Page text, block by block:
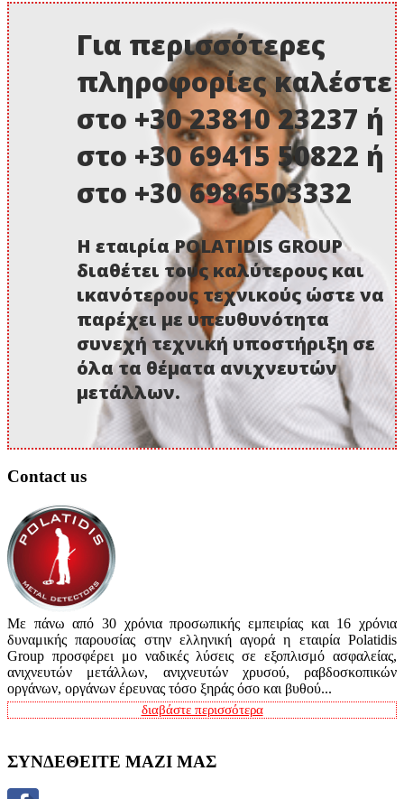
Για περισσότερες
πληροφορίες καλέστε
στο +30 23810 23237 ή
στο +30 69415 50822 ή
στο +30 6986503332
Η εταιρία POLATIDIS GROUP
διαθέτει τους καλύτερους και
ικανότερους τεχνικούς ώστε να
παρέχει με υπευθυνότητα
συνεχή τεχνική υποστήριξη σε
όλα τα θέματα ανιχνευτών
μετάλλων.
Contact us
Με πάνω από 30 χρόνια προσωπικής εμπειρίας και 16 χρόνια
δυναμικής παρουσίας στην ελληνική αγορά η εταιρία Polatidis
Group προσφέρει μο ναδικές λύσεις σε εξοπλισμό ασφαλείας,
ανιχνευτών μετάλλων, ανιχνευτών χρυσού, ραβδοσκοπικών
οργάνων, οργάνων έρευνας τόσο ξηράς όσο και βυθού...
διαβάστε περισσότερα
ΣΥΝΔΕΘΕΙΤΕ ΜΑΖΙ ΜΑΣ